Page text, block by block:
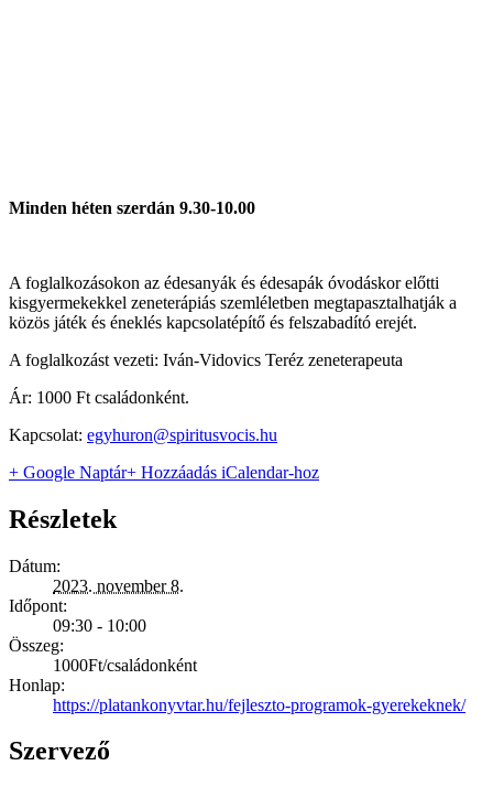
Minden héten szerdán 9.30-10.00
A foglalkozásokon az édesanyák és édesapák óvodáskor előtti
kisgyermekekkel zeneterápiás szemléletben megtapasztalhatják a
közös játék és éneklés kapcsolatépítő és felszabadító erejét.
A foglalkozást vezeti: Iván-Vidovics Teréz zeneterapeuta
Ár: 1000 Ft családonként.
Kapcsolat: egyhuron@spiritusvocis.hu
+ Google Naptár+ Hozzáadás iCalendar-hoz
Részletek
Dátum:
2023. november 8.
Időpont:
09:30 - 10:00
Összeg:
1000Ft/családonként
Honlap:
https://platankonyvtar.hu/fejleszto-programok-gyerekeknek/
Szervező